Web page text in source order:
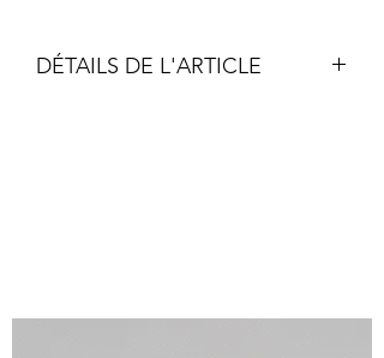
DÉTAILS DE L'ARTICLE